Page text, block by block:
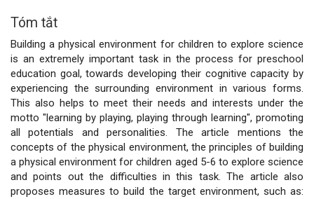
Nội
dung
chính
của
bài
viết
Tóm tắt
Building a physical environment for children to explore science
is an extremely important task in the process for preschool
education goal, towards developing their cognitive capacity by
experiencing the surrounding environment in various forms.
This also helps to meet their needs and interests under the
motto "learning by playing, playing through learning", promoting
all potentials and personalities. The article mentions the
concepts of the physical environment, the principles of building
a physical environment for children aged 5-6 to explore science
and points out the difficulties in this task. The article also
proposes measures to build the target environment, such as: